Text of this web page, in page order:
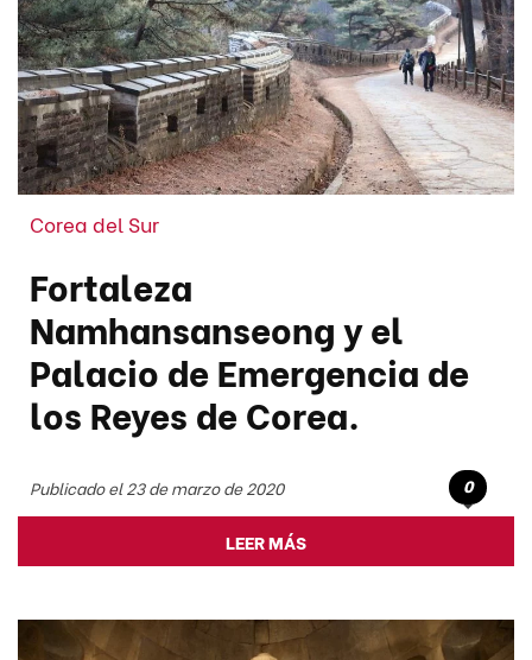
Corea del Sur
Fortaleza
Namhansanseong y el
Palacio de Emergencia de
los Reyes de Corea.
Publicado el 23 de marzo de 2020 0
LEER MÁS